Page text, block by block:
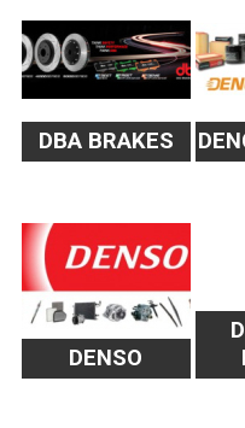
DBA BRAKES
DENSO